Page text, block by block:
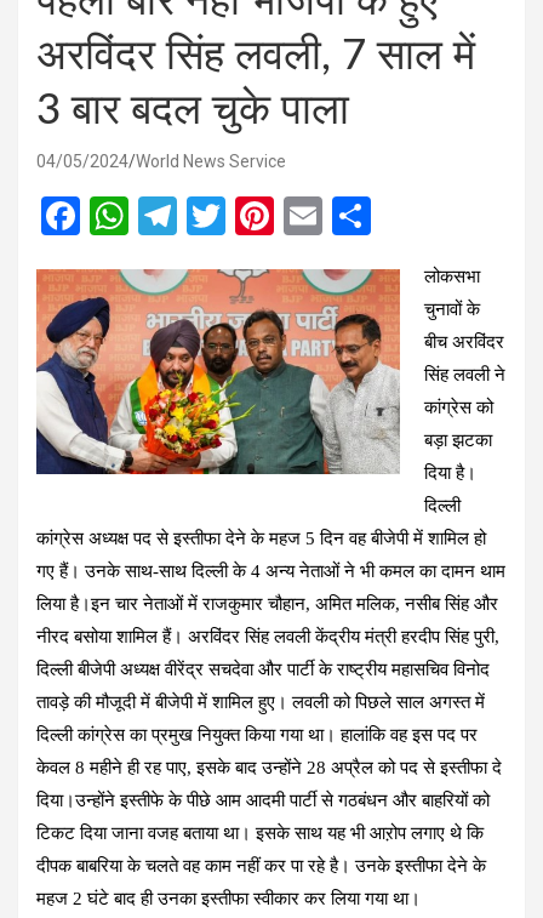
अरविंदर सिंह लवली, 7 साल में
3 बार बदल चुके पाला
04/05/2024 World News Service
F
ce
b
o
o
k
W
at
s
A
p
p
T
e
gr
a
m
T
tt
er
Pi
er
es
t
E
ail ar
e
लोकसभा
चुनावों के
बीच अरविंदर
सिंह लवली ने
कांग्रेस को
बड़ा झटका
दिया है।
दिल्ली
कांग्रेस अध्यक्ष पद से इस्तीफा देने के महज 5 दिन वह बीजेपी में शामिल हो
गए हैं। उनके साथ-साथ दिल्ली के 4 अन्य नेताओं ने भी कमल का दामन थाम
लिया है।इन चार नेताओं में राजकुमार चौहान, अमित मलिक, नसीब सिंह और
नीरद बसोया शामिल हैं। अरविंदर सिंह लवली केंद्रीय मंत्री हरदीप सिंह पुरी,
दिल्ली बीजेपी अध्यक्ष वीरेंद्र सचदेवा और पार्टी के राष्ट्रीय महासचिव विनोद
तावड़े की मौजूदी में बीजेपी में शामिल हुए। लवली को पिछले साल अगस्त में
दिल्ली कांग्रेस का प्रमुख नियुक्त किया गया था। हालांकि वह इस पद पर
केवल 8 महीने ही रह पाए, इसके बाद उन्होंने 28 अप्रैल को पद से इस्तीफा दे
दिया।उन्होंने इस्तीफे के पीछे आम आदमी पार्टी से गठबंधन और बाहरियों को
टिकट दिया जाना वजह बताया था। इसके साथ यह भी आऱोप लगाए थे कि
दीपक बाबरिया के चलते वह काम नहीं कर पा रहे है। उनके इस्तीफा देने के
महज 2 घंटे बाद ही उनका इस्तीफा स्वीकार कर लिया गया था।